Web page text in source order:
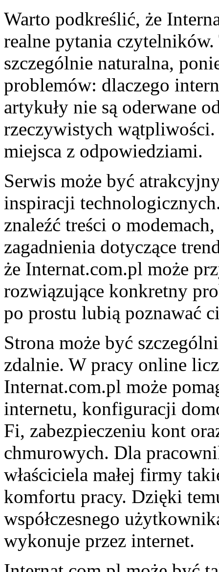
Warto podkreślić, że
realne pytania
szczególnie naturalna,
problemów: dlaczego
artykuły nie są oderwane
rzeczywistych
miejsca z odpowiedziami.
Serwis może być
inspiracji
znaleźć treści o
zagadnienia dotyczące
że Internat.com.pl może
rozwiązujące konkretny
po prostu lubią poznawać
Strona może być
zdalnie. W pracy online
Internat.com.pl może
internetu, konfiguracji
Fi, zabezpieczeniu kont
chmurowych. Dla
właściciela małej firmy
komfortu pracy. Dzięki
współczesnego
wykonuje przez internet.